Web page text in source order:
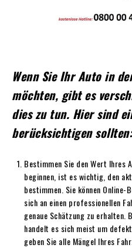
Wenn Sie Ihr Auto in
möchten, gibt es
dies zu tun. Hier sind
berücksichtigen sollten:
Bestimmen Sie den Wert Ihres
beginnen, ist es wichtig, den
bestimmen. Sie können Online-
sich an einen professionellen
genaue Schätzung zu erhalten.
handelt es sich meist um
geben Sie alle Mängel Ihres